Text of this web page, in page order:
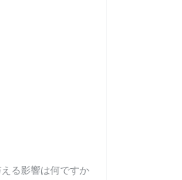
る影響は何ですか